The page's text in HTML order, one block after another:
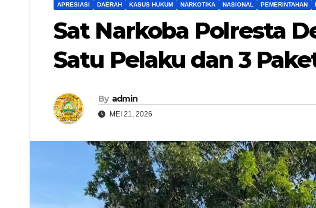
APRESIASI DAERAH KASUS HUKUM NARKOTIKA NASIONAL PEMERINTAHAN
Sat Narkoba Polresta
Satu Pelaku dan 3
By admin
MEI 21, 2026